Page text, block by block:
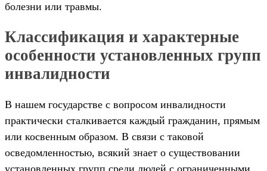
болезни или травмы.
Классификация и характерные
особенности установленных групп
инвалидности
В нашем государстве с вопросом инвалидности
практически сталкивается каждый гражданин, прямым
или косвенным образом. В связи с таковой
осведомленностью, всякий знает о существовании
установленных групп среди людей с ограниченными